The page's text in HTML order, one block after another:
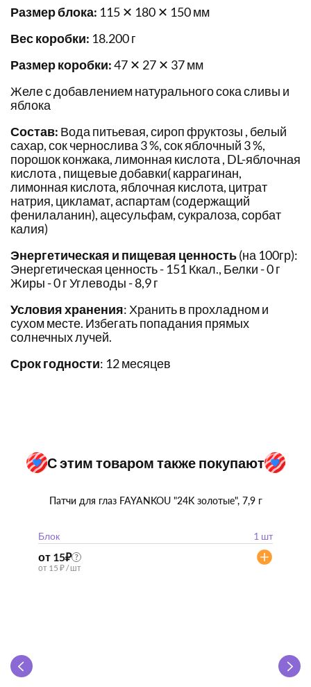
Размер блока: 115 ✕ 180 ✕ 150 мм
Вес коробки: 18.200 г
Размер коробки:47 ✕ 27 ✕ 37 мм
Желе с добавлением натурального сока сливы и
яблока
Состав: Вода питьевая, сироп фруктозы , белый
сахар, сок чернослива 3 %, сок яблочный 3 %,
порошок конжака, лимонная кислота , DL-яблочная
кислота , пищевые добавки( каррагинан,
лимонная кислота, яблочная кислота, цитрат
натрия, цикламат, аспартам (содержащий
фенилаланин), ацесульфам, сукралоза, сорбат
калия)
Энергетическая и пищевая ценность(на 100гр):
Энергетическая ценность - 151 Ккал., Белки - 0 г
Жиры - 0 г Углеводы - 8,9 г
Условия хранения: Хранить в прохладном и
сухом месте. Избегать попадания прямых
солнечных лучей.
Срок годности: 12 месяцев
С этим товаром также покупают
Патчи для глаз FAYANKOU "24K золотые", 7,9 г
Блок 1 шт
от 15₽ ?
от 15 ₽ / шт